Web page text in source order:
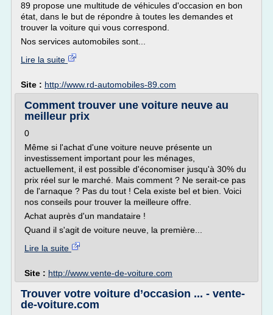
89 propose une multitude de véhicules d'occasion en bon
état, dans le but de répondre à toutes les demandes et
trouver la voiture qui vous correspond.
Nos services automobiles sont...
Lire la suite
Site : http://www.rd-automobiles-89.com
Comment trouver une voiture neuve au
meilleur prix
0
Même si l'achat d'une voiture neuve présente un
investissement important pour les ménages,
actuellement, il est possible d'économiser jusqu'à 30% du
prix réel sur le marché. Mais comment ? Ne serait-ce pas
de l'arnaque ? Pas du tout ! Cela existe bel et bien. Voici
nos conseils pour trouver la meilleure offre.
Achat auprès d'un mandataire !
Quand il s'agit de voiture neuve, la première...
Lire la suite
Site : http://www.vente-de-voiture.com
Trouver votre voiture d’occasion ... - vente-
de-voiture.com